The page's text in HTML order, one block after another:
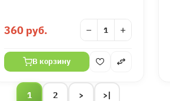
360 руб. − +
В корзину
1 2 > >|